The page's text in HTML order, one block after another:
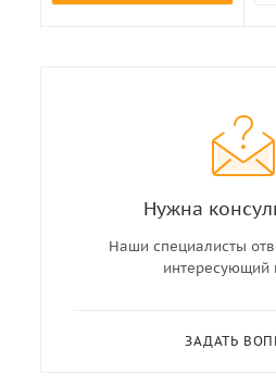
Нужна
Наши специалисты
интересующий
ЗАДАТЬ